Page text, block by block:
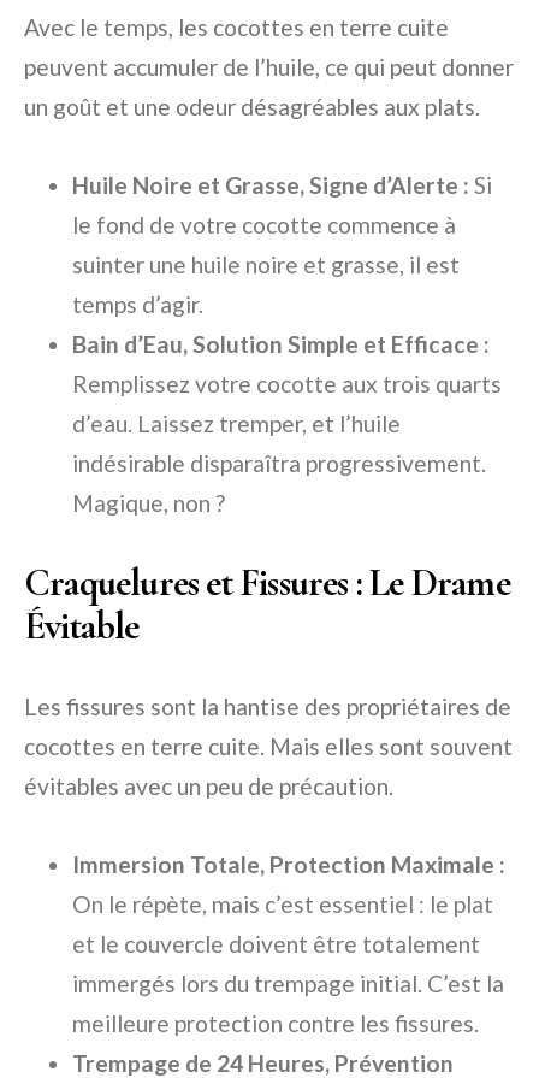
Avec le temps, les cocottes en terre cuite
peuvent accumuler de l’huile, ce qui peut donner
un goût et une odeur désagréables aux plats.
Huile Noire et Grasse, Signe d’Alerte : Si
le fond de votre cocotte commence à
suinter une huile noire et grasse, il est
temps d’agir.
Bain d’Eau, Solution Simple et Efficace :
Remplissez votre cocotte aux trois quarts
d’eau. Laissez tremper, et l’huile
indésirable disparaîtra progressivement.
Magique, non ?
Craquelures et Fissures : Le Drame
Évitable
Les fissures sont la hantise des propriétaires de
cocottes en terre cuite. Mais elles sont souvent
évitables avec un peu de précaution.
Immersion Totale, Protection Maximale :
On le répète, mais c’est essentiel : le plat
et le couvercle doivent être totalement
immergés lors du trempage initial. C’est la
meilleure protection contre les fissures.
Trempage de 24 Heures, Prévention